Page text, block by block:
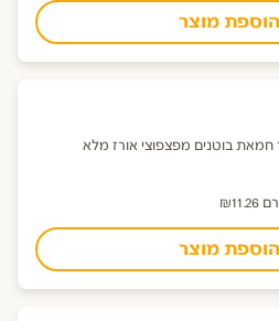
הוספת מוצר
חמאת בוטנים מפצפוצי אורז מלא
הוספת מוצר